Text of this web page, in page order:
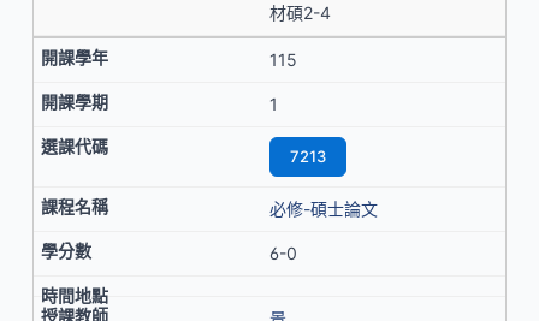
材碩2-4
115
1
7213
必修-碩士論文
6-0